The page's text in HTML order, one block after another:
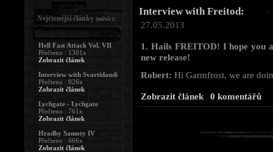
Interview with Freitod:
27.05.2013
1. Hails FREITOD! I hope you
new release!
Robert: Hi Garmfrost, we are
Zobrazit článek | 0 komentářů
Nejčtenější články (měsíc):
Hell Fast Attack Vol. VII
Přečteno : 1301x
Zobrazit článek
Interview with Svartidaudi
Přečteno : 826x
Zobrazit článek
Lychgate - Lychgate
Přečteno : 761x
Zobrazit článek
Hradby Samoty IV
Přečteno : 666x
Zobrazit článek